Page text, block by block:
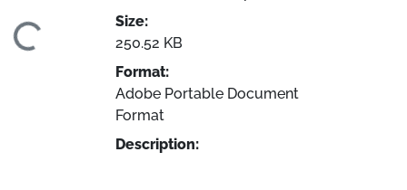
Size:
250.52 KB
Format:
Adobe Portable Document
Format
Description: